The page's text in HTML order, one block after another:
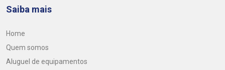
Saiba mais
Home
Quem somos
Aluguel de equipamentos